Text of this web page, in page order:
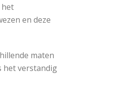
en deze
maten
het verstandig